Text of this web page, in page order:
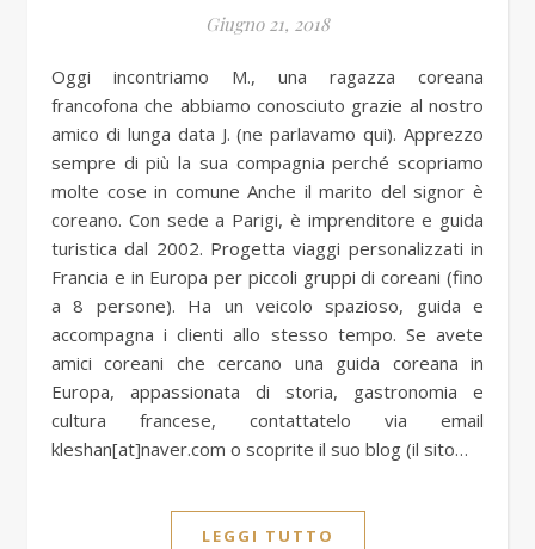
Giugno 21, 2018
Oggi incontriamo M., una ragazza coreana
francofona che abbiamo conosciuto grazie al nostro
amico di lunga data J. (ne parlavamo qui). Apprezzo
sempre di più la sua compagnia perché scopriamo
molte cose in comune Anche il marito del signor è
coreano. Con sede a Parigi, è imprenditore e guida
turistica dal 2002. Progetta viaggi personalizzati in
Francia e in Europa per piccoli gruppi di coreani (fino
a 8 persone). Ha un veicolo spazioso, guida e
accompagna i clienti allo stesso tempo. Se avete
amici coreani che cercano una guida coreana in
Europa, appassionata di storia, gastronomia e
cultura francese, contattatelo via email
kleshan[at]naver.com o scoprite il suo blog (il sito…
LEGGI TUTTO